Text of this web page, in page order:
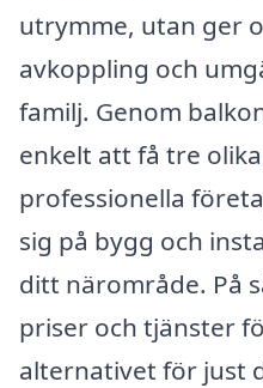
utrymme, utan ger
avkoppling och
familj. Genom
enkelt att få tre
professionella
sig på bygg och
ditt närområde. På
priser och tjänster
alternativet för just